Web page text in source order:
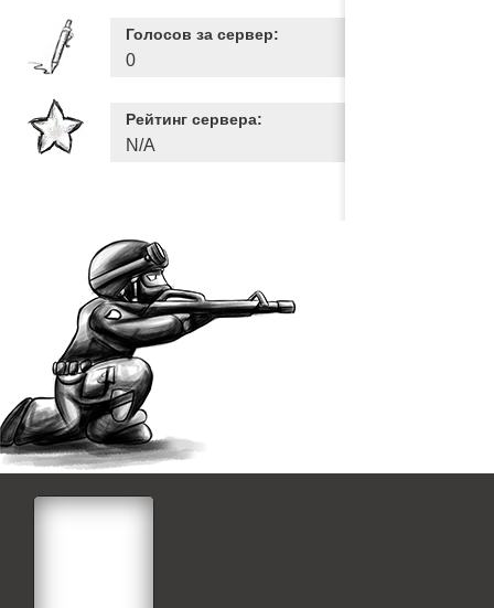
Голосов за сервер:
0
Рейтинг сервера:
N/A